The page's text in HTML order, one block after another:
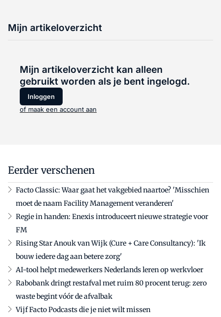
Mijn artikeloverzicht
Mijn artikeloverzicht kan alleen
gebruikt worden als je bent ingelogd.
Inloggen
of maak een account aan
Eerder verschenen
Facto Classic: Waar gaat het vakgebied naartoe? 'Misschien
moet de naam Facility Management veranderen'
Regie in handen: Enexis introduceert nieuwe strategie voor
FM
Rising Star Anouk van Wijk (Cure + Care Consultancy): 'Ik
bouw iedere dag aan betere zorg'
AI-tool helpt medewerkers Nederlands leren op werkvloer
Rabobank dringt restafval met ruim 80 procent terug: zero
waste begint vóór de afvalbak
Vijf Facto Podcasts die je niet wilt missen